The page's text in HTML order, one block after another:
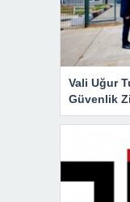
Vali Uğur
Güvenlik